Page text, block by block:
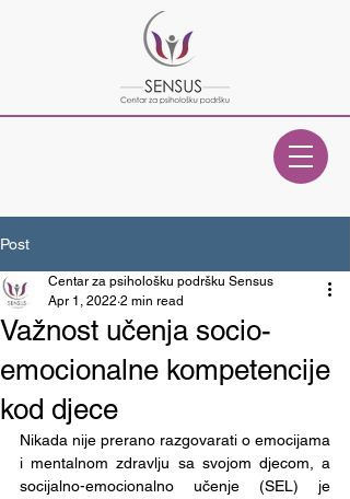
Post
Važnost učenja socio-
emocionalne kompetencije
kod djece
Centar za psihološku podršku Sensus
Apr 1, 2022 2 min read
Nikada nije prerano razgovarati o emocijama
i mentalnom zdravlju sa svojom djecom, a
socijalno-emocionalno učenje (SEL) je